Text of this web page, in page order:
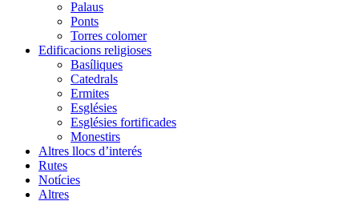
Palaus
Ponts
Torres colomer
Edificacions religioses
Basíliques
Catedrals
Ermites
Esglésies
Esglésies fortificades
Monestirs
Altres llocs d’interés
Rutes
Notícies
Altres